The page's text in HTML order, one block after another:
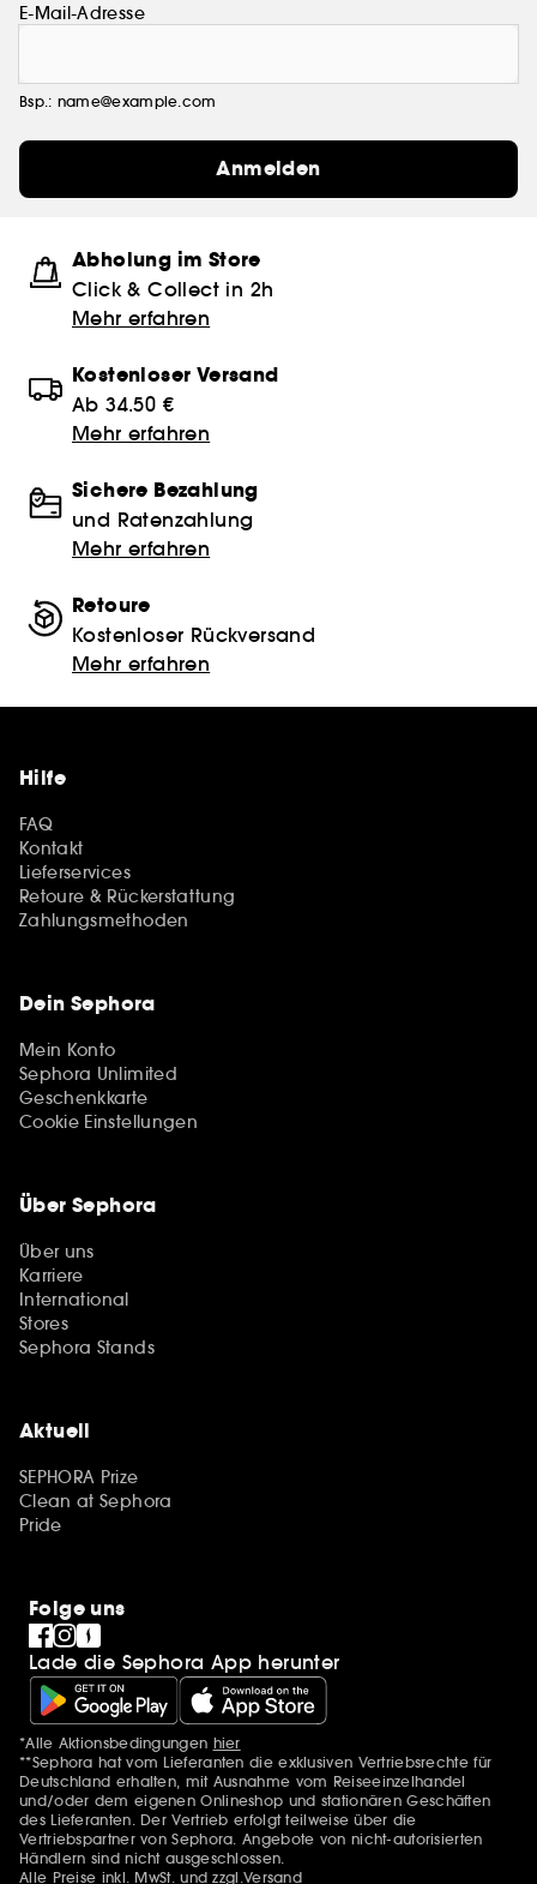
E-Mail-Adresse
Bsp.: name@example.com
Anmelden
Abholung im Store
Click & Collect in 2h
Mehr erfahren
Kostenloser Versand
Ab 34.50 €
Mehr erfahren
Sichere Bezahlung
und Ratenzahlung
Mehr erfahren
Retoure
Kostenloser Rückversand
Mehr erfahren
Hilfe
FAQ
Kontakt
Lieferservices
Retoure & Rückerstattung
Zahlungsmethoden
Dein Sephora
Mein Konto
Sephora Unlimited
Geschenkkarte
Cookie Einstellungen
Über Sephora
Über uns
Karriere
International
Stores
Sephora Stands
Aktuell
SEPHORA Prize
Clean at Sephora
Pride
Folge uns
Lade die Sephora App herunter
Zusätzlich Erwähnungen
*Alle Aktionsbedingungen hier
**Sephora hat vom Lieferanten die exklusiven Vertriebsrechte für
Deutschland erhalten, mit Ausnahme vom Reiseeinzelhandel
und/oder dem eigenen Onlineshop und stationären Geschäften
des Lieferanten. Der Vertrieb erfolgt teilweise über die
Vertriebspartner von Sephora. Angebote von nicht-autorisierten
Händlern sind nicht ausgeschlossen.
Alle Preise inkl. MwSt. und zzgl.Versand